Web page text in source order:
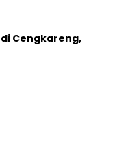
Cengkareng,